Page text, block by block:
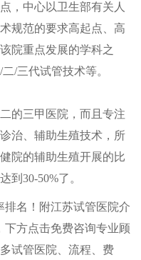
，中心以卫生部有关人
规范的要求高起点、高
院重点发展的学科之
/三代试管技术等。
的三甲医院，而且专注
治、辅助生殖技术，所
院的辅助生殖开展的比
到30-50%了。
排名！附江苏试管医院介
下方点击免费咨询专业顾
试管医院、流程、费